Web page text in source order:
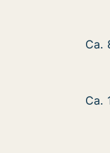
Ca.
Ca.